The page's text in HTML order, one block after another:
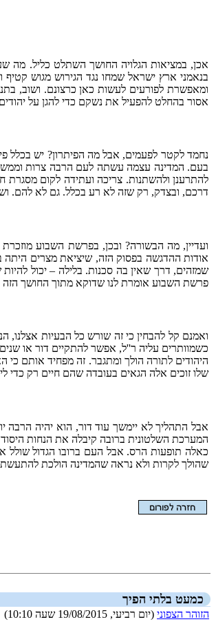
אכן, במציאות הגלויה החושך השתלט כליל. מה
בנאמני ארץ ישראל שמחו נגד הגירוש מגוש
ומאפשרת לפורעים לעשות כאן כרצונם. ושוב,
אסור בהחלט להפעיל את נשקם כדי להגן על
נחמד לקטר לפעמים, אבל מה הפיתרון? יש בכלל
בעם. המדינה עצמה עשתה לעם הרבה צרות
להתרענן ולהשתנות. צריכה ועתידה לקום מסגרת
דרכם, ובצדק, רק שזה לא רע בכלל. גם לא להם.
ועדיין, מה הבשורה? ובכן, בפרשת השבוע
אודות ההדגשה בפסוק הזה, שיציאת מצרים היתה
שמזהים, דרך שאין בה סכנות. בלילה – יכול
פרשת השבוע אומרת לנו שדוקא מתוך החושך הזה
ואמנם קל להבחין כי זה שורש כל הבעיות
כשמוותרים עליה ר''ל, אפשר להתקיים דור או
היהודים לתורה הולך ומתגבר. זה מפחיד אותם
שלו זוכים אלה הגאים בעובדה שהם חיים רק כדי
אבל התהליך לא יימשך עוד דור, הוא יהיה הרבה
המערכת השלטונית ברובה קיבלה את הנחות
כאלה תופעות הרס. אבל העם ברובו הגדול שולל
שהולך לקרות ולא נראה שהמדינה הולכת
כמעט בלתי הפיך
הזוהר הצפוני (יום רביעי, 19/08/2015 שעה 10:10)